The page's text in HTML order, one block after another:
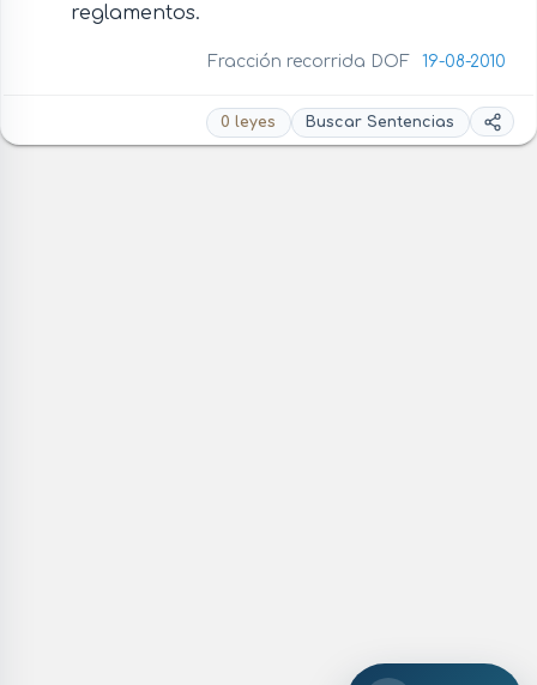
reglamentos.
Fracción recorrida DOF 19-08-2010
0 leyes Buscar Sentencias